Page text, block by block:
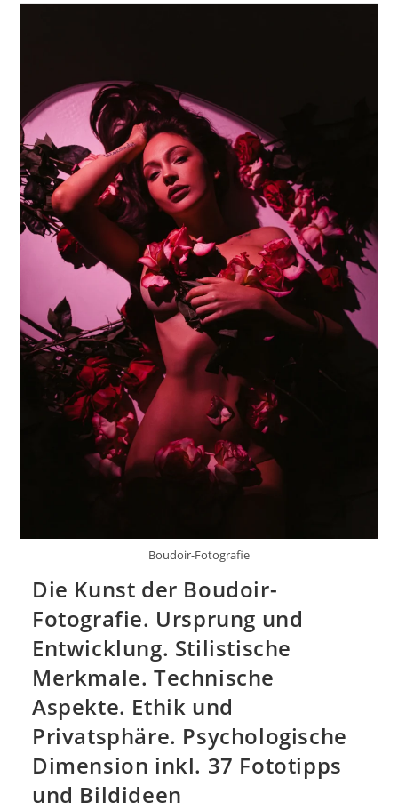
37
Tipps
&
Tricks
Boudoir-Fotografie
Die Kunst der Boudoir-
Fotografie. Ursprung und
Entwicklung. Stilistische
Merkmale. Technische
Aspekte. Ethik und
Privatsphäre. Psychologische
Dimension inkl. 37 Fototipps
und Bildideen